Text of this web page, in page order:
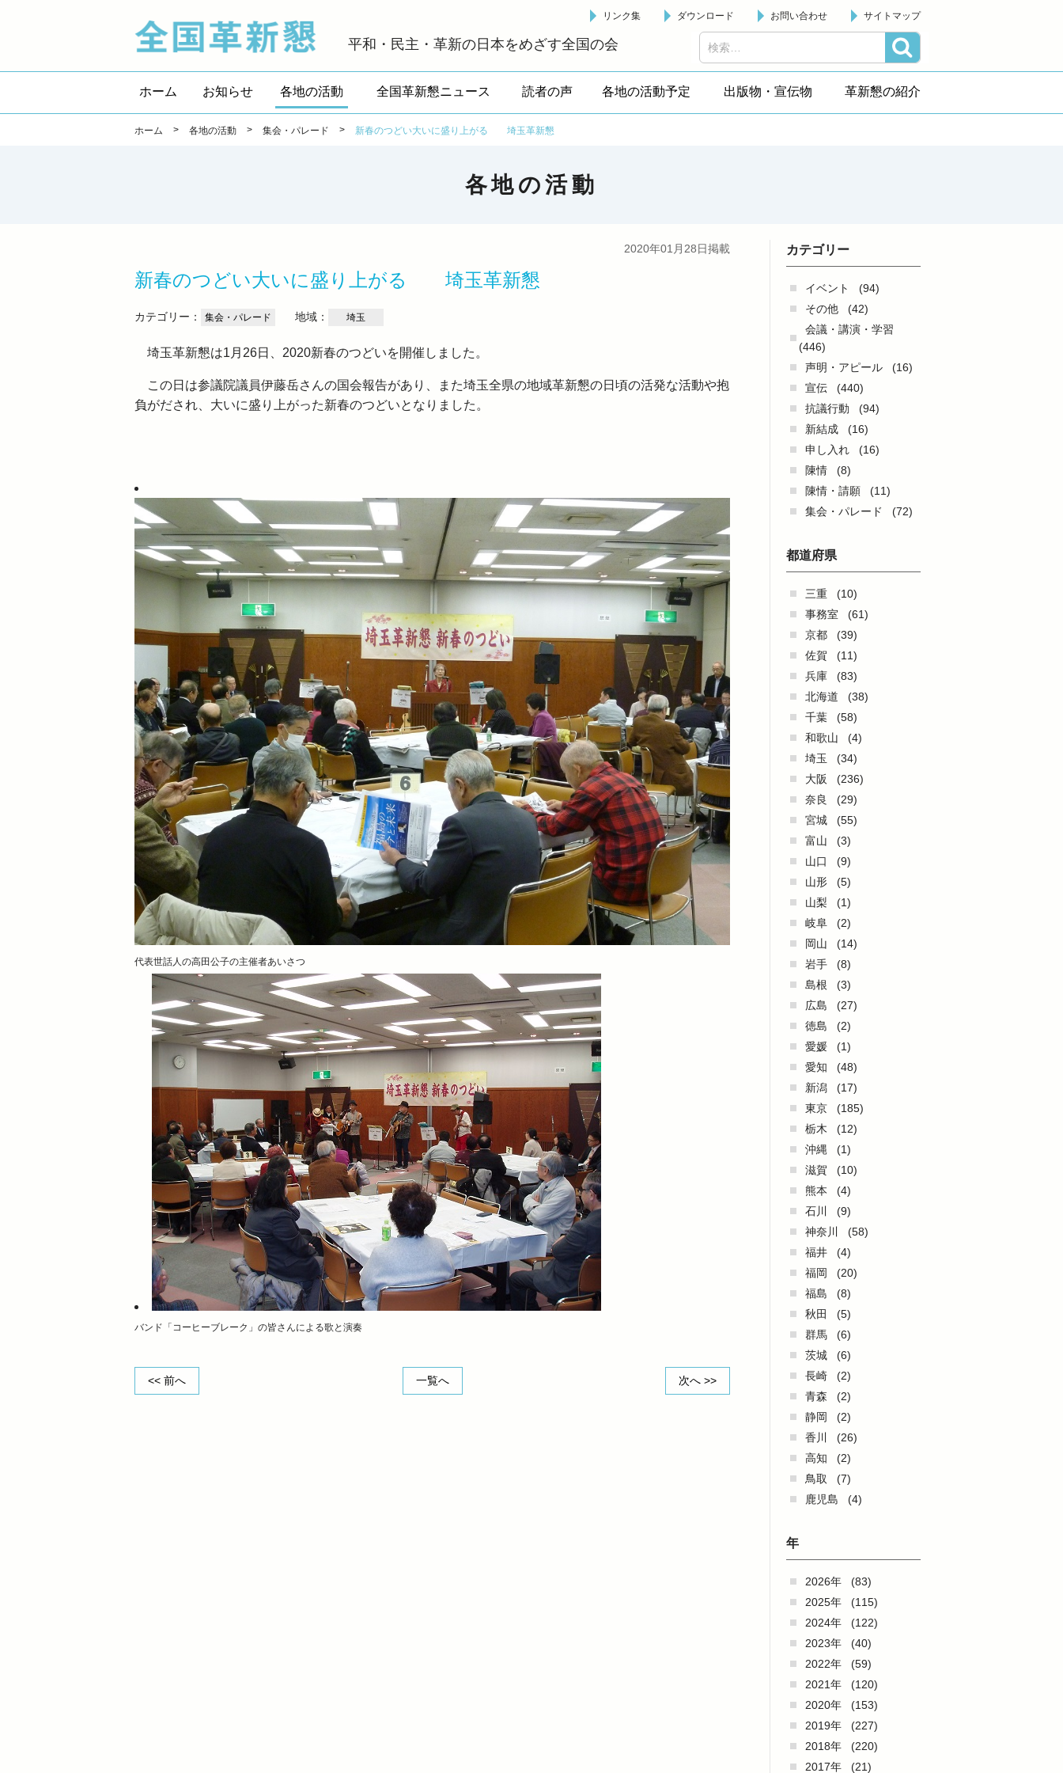
平和・民主・革新の日本をめざす全国の会
リンク集 ダウンロード お問い合わせ サイトマップ
ホーム お知らせ 各地の活動 全国革新懇ニュース 読者の声 各地の活動予定 出版物・宣伝物 革新懇の紹介
ホーム > 各地の活動 > 集会・パレード > 新春のつどい大いに盛り上がる 埼玉革新懇
各地の活動
2020年01月28日掲載
新春のつどい大いに盛り上がる 埼玉革新懇
カテゴリー： 集会・パレード 地域： 埼玉
埼玉革新懇は1月26日、2020新春のつどいを開催しました。
この日は参議院議員伊藤岳さんの国会報告があり、また埼玉全県の地域革新懇の日頃の活発な活動や抱
負がだされ、大いに盛り上がった新春のつどいとなりました。
代表世話人の高田公子の主催者あいさつ
バンド「コーヒーブレーク」の皆さんによる歌と演奏
<< 前へ 一覧へ 次へ >>
カテゴリー
イベント
(94)
その他
(42)
会議・講演・学習
(446)
声明・アピール
(16)
宣伝
(440)
抗議行動
(94)
新結成
(16)
申し入れ
(16)
陳情
(8)
陳情・請願
(11)
集会・パレード
(72)
都道府県
三重
(10)
事務室
(61)
京都
(39)
佐賀
(11)
兵庫
(83)
北海道
(38)
千葉
(58)
和歌山
(4)
埼玉
(34)
大阪
(236)
奈良
(29)
宮城
(55)
富山
(3)
山口
(9)
山形
(5)
山梨
(1)
岐阜
(2)
岡山
(14)
岩手
(8)
島根
(3)
広島
(27)
徳島
(2)
愛媛
(1)
愛知
(48)
新潟
(17)
東京
(185)
栃木
(12)
沖縄
(1)
滋賀
(10)
熊本
(4)
石川
(9)
神奈川
(58)
福井
(4)
福岡
(20)
福島
(8)
秋田
(5)
群馬
(6)
茨城
(6)
長崎
(2)
青森
(2)
静岡
(2)
香川
(26)
高知
(2)
鳥取
(7)
鹿児島
(4)
年
2026年
(83)
2025年
(115)
2024年
(122)
2023年
(40)
2022年
(59)
2021年
(120)
2020年
(153)
2019年
(227)
2018年
(220)
2017年
(21)